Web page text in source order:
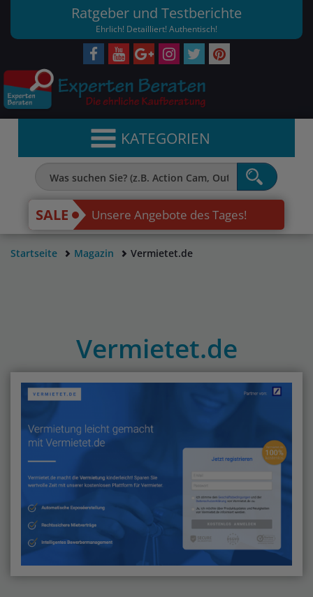
Ratgeber und Testberichte
Ehrlich! Detailliert! Authentisch!
KATEGORIEN
SALE Unsere Angebote des Tages!
Startseite Magazin Vermietet.de
Vermietet.de